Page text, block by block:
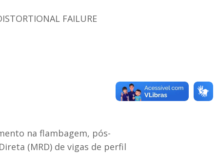
FAILURE
na flambagem, pós-
(MRD) de vigas de perfil